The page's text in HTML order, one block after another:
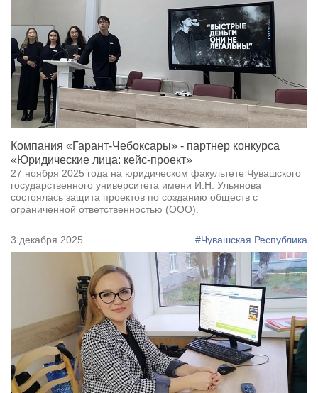
Компания «Гарант-Чебоксары» - партнер конкурса
«Юридические лица: кейс-проект»
27 ноября 2025 года на юридическом факультете Чувашского
государственного университета имени И.Н. Ульянова
состоялась защита проектов по созданию обществ с
ограниченной ответственностью (ООО).
3 декабря 2025 #Чувашская Республика